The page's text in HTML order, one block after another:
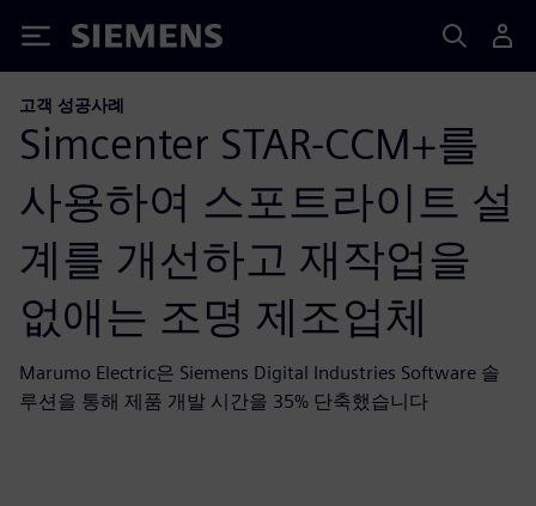
Siemens
고객 성공사례
Simcenter STAR-CCM+를
사용하여 스포트라이트 설
계를 개선하고 재작업을
없애는 조명 제조업체
Marumo Electric은 Siemens Digital Industries Software 솔
루션을 통해 제품 개발 시간을 35% 단축했습니다